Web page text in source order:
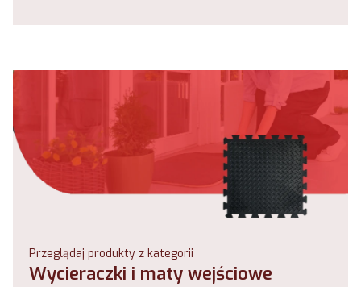
Przeglądaj produkty z kategorii
Wycieraczki i maty wejściowe